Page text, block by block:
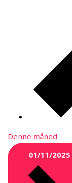
Denne måned
01/11/2025